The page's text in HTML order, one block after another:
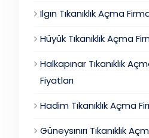
Ilgın Tıkanıklık Açma
Hüyük Tıkanıklık Açma
Halkapınar Tıkanıklık
Fiyatları
Hadim Tıkanıklık Açma
Güneysınırı Tıkanıklık